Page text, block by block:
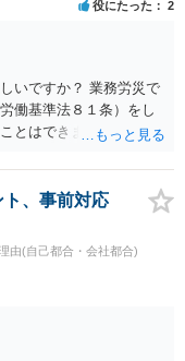
ます。 ・契約前の修正
額を設ける、実損害ベ
はなく「合理的な実
です。 ・弁護士に契約
十分にあると思われま
態として労働者性があ
、違約金の算定根拠が
前なら、交渉のパワー
うえ、後から争うより
護士に確認されること
理由によってはタレン
ことはあります。ただ
へ違約金を課す設計
す。逆に、タレント側
で請求される可能性は
役にたった 2
いですか？ 業務労災で
働基準法８１条）をし
とはできません（労働
りませんので、ご安心
した場合は、不当解雇
保険の保険金とは別
務労災の場合は、会社
ので、会社の損害賠償
料、後遺障害慰謝料、
事故）の場合は、当該
われた分は、損害額か
、事前対応
由(自己都合・会社都合)